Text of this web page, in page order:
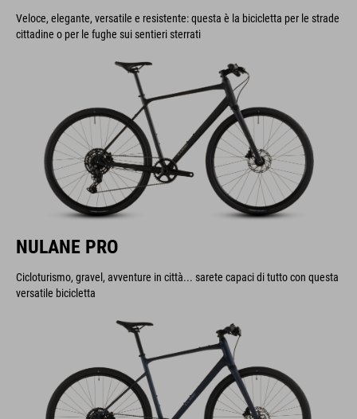
Veloce, elegante, versatile e resistente: questa è la bicicletta per le strade
cittadine o per le fughe sui sentieri sterrati
NULANE PRO
Cicloturismo, gravel, avventure in città... sarete capaci di tutto con questa
versatile bicicletta